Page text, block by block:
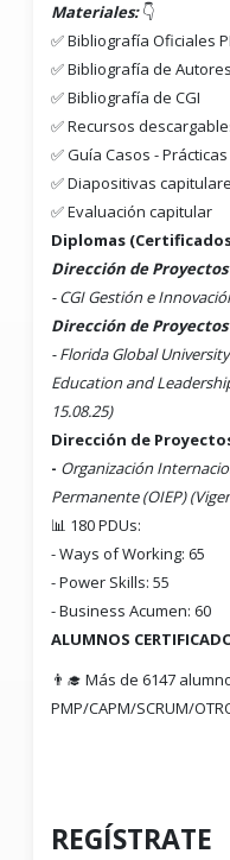
Materiales:👇
✅ Bibliografía Oficiales
✅ Bibliografía de Autores
✅ Bibliografía de CGI
✅ Recursos
✅ Guía Casos - Prácticas
✅ Diapositivas
✅ Evaluación capitular
Diplomas
Dirección de
- CGI Gestión e
Dirección de
- Florida Global
Education and
15.08.25)
Dirección de
- Organización
Permanente (OIEP)
📊 180 PDUs:
- Ways of Working: 65
- Power Skills: 55
- Business Acumen: 60
ALUMNOS
👨‍🎓 Más de 6147
PMP/CAPM/SCRUM/
REGÍSTRATE